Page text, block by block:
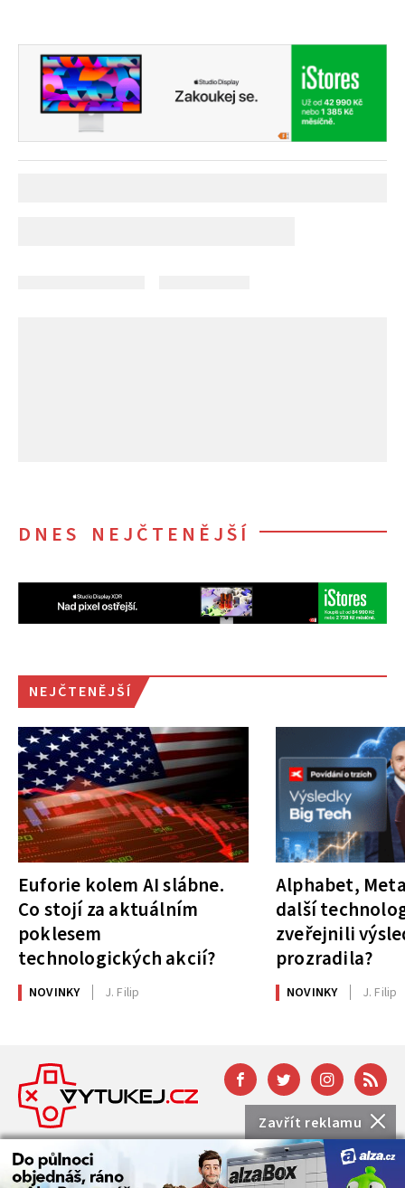
Zavřít reklamu
DNES NEJČTENĚJŠÍ
NEJČTENĚJŠÍ
Euforie kolem AI slábne.
Co stojí za aktuálním
poklesem
technologických akcií?
NOVINKY J. Filip
Alphabet,
další
zveřejnili
prozradila?
NOVINKY J. Filip